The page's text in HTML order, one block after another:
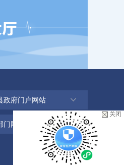
政府门户网站
网站
关闭